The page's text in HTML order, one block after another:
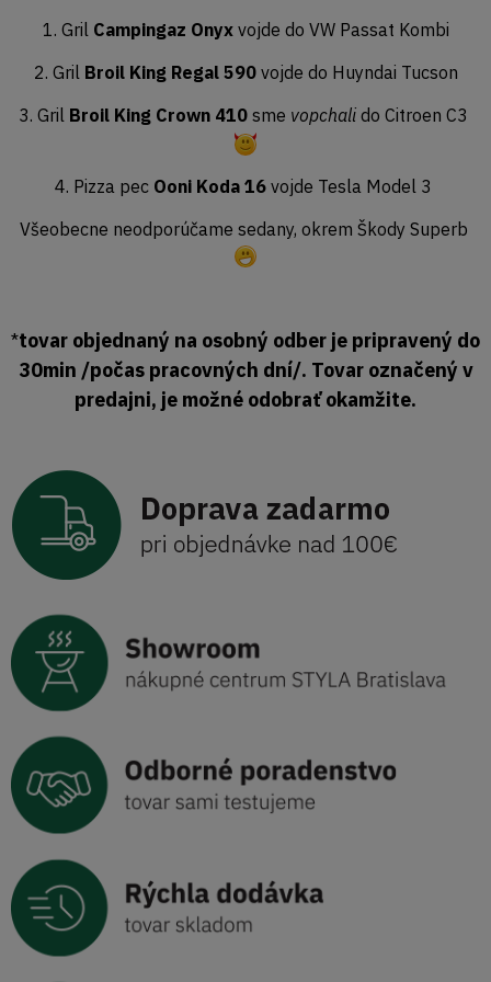
1. Gril Campingaz Onyx vojde do VW Passat Kombi
2. Gril Broil King Regal 590vojde do Huyndai Tucson
3. Gril Broil King Crown 410 sme vopchali do Citroen C3
4. Pizza pec Ooni Koda 16 vojde Tesla Model 3
Všeobecne neodporúčame sedany, okrem Škody Superb
*tovar objednaný na osobný odber je pripravený do
30min /počas pracovných dní/. Tovar označený v
predajni, je možné odobrať okamžite.